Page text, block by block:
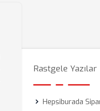
Rastgele Yazılar
Hepsiburada